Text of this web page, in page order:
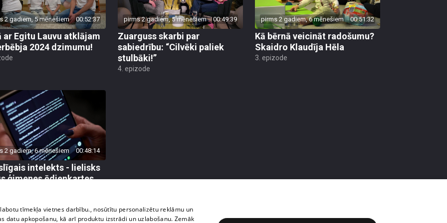
2 gadiem, 5 mēnešiem 00:52:37
ar Egitu Lauvu atklājam
2024 dzimumu!
pirms 2 gadiem, 5 mēnešiem 00:49:39
Zuarguss skarbi par
sabiedrību: “Cilvēki paliek
stulbāki!”
4. epizode
pirms 2 gadiem, 6 mēnešiem 00:51:32
Kā bērnā veicināt radošumu?
Skaidro Klaudīja Hēla
3. epizode
2 gadiem, 6 mēnešiem 00:48:14
intelekts - lielisks
ģimenes ēdienkartes
tīmekļa vietnes darbību., nosūtītu personalizētu reklāmu un
apkopošanu, kā arī produktu izstrādi un uzlabošanu. Zemāk